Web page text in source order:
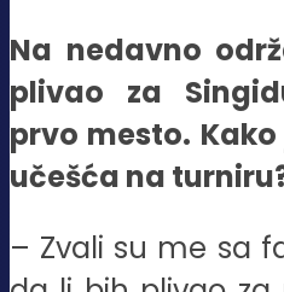
Na nedavno
plivao za
prvo mesto.
učešća na
– Zvali su me sa